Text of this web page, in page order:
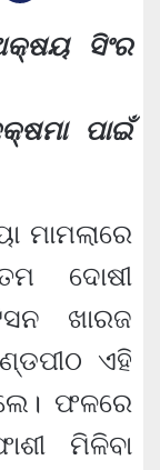
ସିଂର
ପାଇଁ
ମାମଲାରେ
ଦୋଷୀ
ଖାରଜ
ଏହି
ଫଳରେ
ମିଳିବା